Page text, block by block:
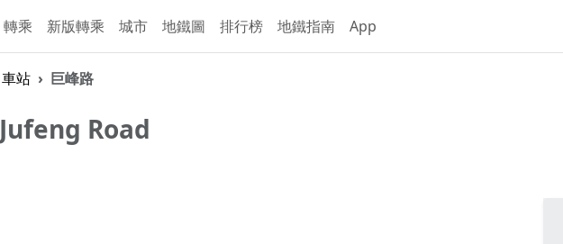
轉乘 新版轉乘 城市 地鐵圖 排行榜 地鐵指南 App
車站 巨峰路
Jufeng Road